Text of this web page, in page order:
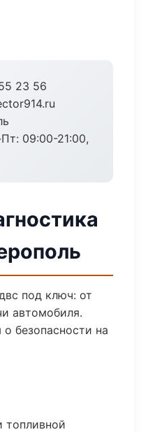
23 56
09:00-21:00,
под ключ: от
автомобиля.
о безопасности на
топливной